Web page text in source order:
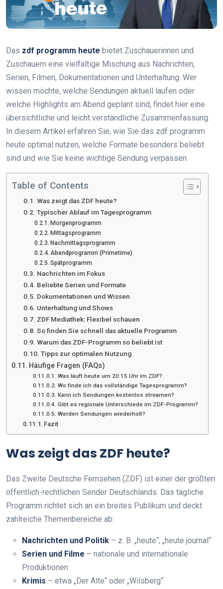
Das zdf programm heute bietet Zuschauerinnen und
Zuschauern eine vielfältige Mischung aus Nachrichten,
Serien, Filmen, Dokumentationen und Unterhaltung. Wer
wissen möchte, welche Sendungen aktuell laufen oder
welche Highlights am Abend geplant sind, findet hier eine
übersichtliche und leicht verständliche Zusammenfassung.
In diesem Artikel erfahren Sie, wie Sie das zdf programm
heute optimal nutzen, welche Formate besonders beliebt
sind und wie Sie keine wichtige Sendung verpassen.
Table of Contents
Was zeigt das ZDF heute?
Typischer Ablauf im Tagesprogramm
Morgenprogramm
Mittagsprogramm
Nachmittagsprogramm
Abendprogramm (Primetime)
Spätprogramm
Nachrichten im Fokus
Beliebte Serien und Formate
Dokumentationen und Wissen
Unterhaltung und Shows
ZDF Mediathek: Flexibel schauen
So finden Sie schnell das aktuelle Programm
Warum das ZDF-Programm so beliebt ist
Tipps zur optimalen Nutzung
Häufige Fragen (FAQs)
Was läuft heute um 20:15 Uhr im ZDF?
Wo finde ich das vollständige Tagesprogramm?
Kann ich Sendungen kostenlos streamen?
Gibt es regionale Unterschiede im ZDF-Programm?
Werden Sendungen wiederholt?
Fazit
Was zeigt das ZDF heute?
Das Zweite Deutsche Fernsehen (ZDF) ist einer der größten
öffentlich-rechtlichen Sender Deutschlands. Das tägliche
Programm richtet sich an ein breites Publikum und deckt
zahlreiche Themenbereiche ab:
Nachrichten und Politik – z. B. „heute“, „heute journal“
Serien und Filme – nationale und internationale
Produktionen
Krimis – etwa „Der Alte“ oder „Wilsberg“